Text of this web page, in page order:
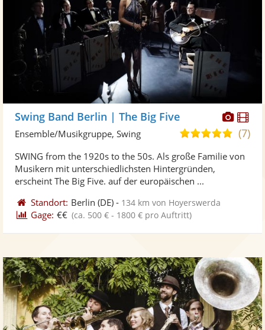
Fotos
Swing Band Berlin | The Big Five
5,0
5
(7)
Ensemble/Musikgruppe, Swing
SWING from the 1920s to the 50s. Als große Familie von
Musikern mit unterschiedlichsten Hintergründen,
erscheint The Big Five. auf der europäischen ...
Standort: Berlin (DE) - 134 km von Hoyerswerda
Gage: €€ (ca. 500 € - 1800 € pro Auftritt)